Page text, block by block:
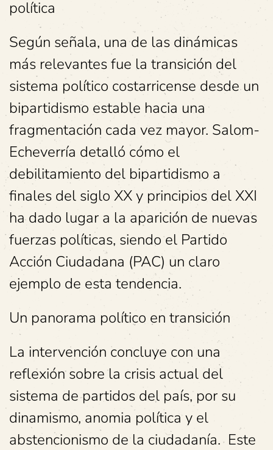
política
Según señala, una de las dinámicas
más relevantes fue la transición del
sistema político costarricense desde un
bipartidismo estable hacia una
fragmentación cada vez mayor. Salom-
Echeverría detalló cómo el
debilitamiento del bipartidismo a
finales del siglo XX y principios del XXI
ha dado lugar a la aparición de nuevas
fuerzas políticas, siendo el Partido
Acción Ciudadana (PAC) un claro
ejemplo de esta tendencia.
Un panorama político en transición
La intervención concluye con una
reflexión sobre la crisis actual del
sistema de partidos del país, por su
dinamismo, anomia política y el
abstencionismo de la ciudadanía. Este